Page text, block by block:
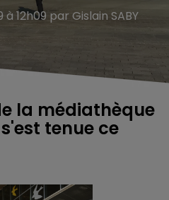
12h09 par Gislain SABY
la médiathèque
tenue ce